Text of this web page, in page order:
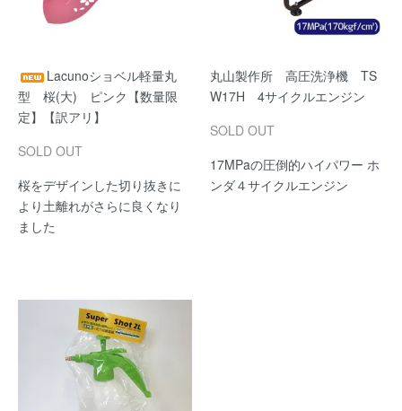
Lacunoショベル軽量丸
型 桜(大) ピンク【数量限
定】【訳アリ】
SOLD OUT
桜をデザインした切り抜きに
より土離れがさらに良くなり
ました
丸山製作所 高圧洗浄機 TS
W17H 4サイクルエンジン
SOLD OUT
17MPaの圧倒的ハイパワー ホ
ンダ４サイクルエンジン